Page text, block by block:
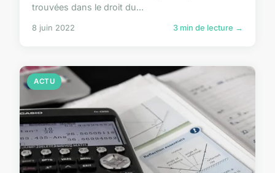
trouvées dans le droit du...
8 juin 2022 3 min de lecture →
ACTU